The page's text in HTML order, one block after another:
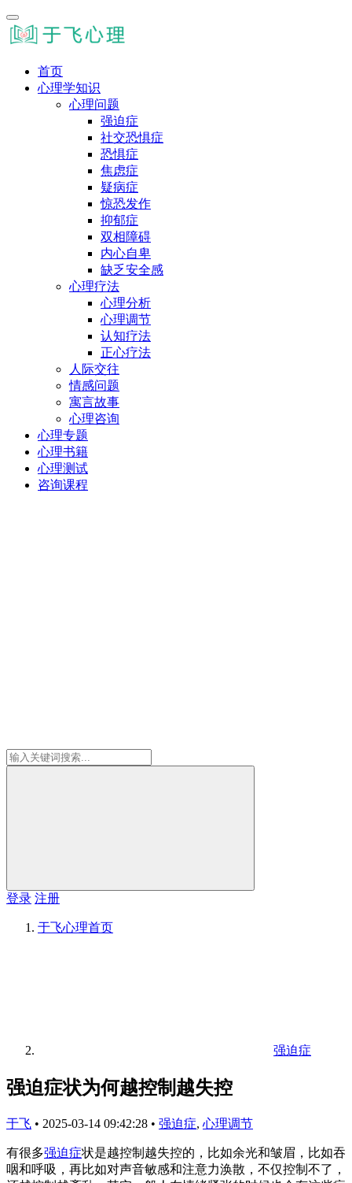
首页
心理学知识
心理问题
强迫症
社交恐惧症
恐惧症
焦虑症
疑病症
惊恐发作
抑郁症
双相障碍
内心自卑
缺乏安全感
心理疗法
心理分析
心理调节
认知疗法
正心疗法
人际交往
情感问题
寓言故事
心理咨询
心理专题
心理书籍
心理测试
咨询课程
登录 注册
于飞心理首页
强迫症
强迫症状为何越控制越失控
于飞 • 2025-03-14 09:42:28 • 强迫症, 心理调节
有很多强迫症状是越控制越失控的，比如余光和皱眉，比如吞
咽和呼吸，再比如对声音敏感和注意力涣散，不仅控制不了，